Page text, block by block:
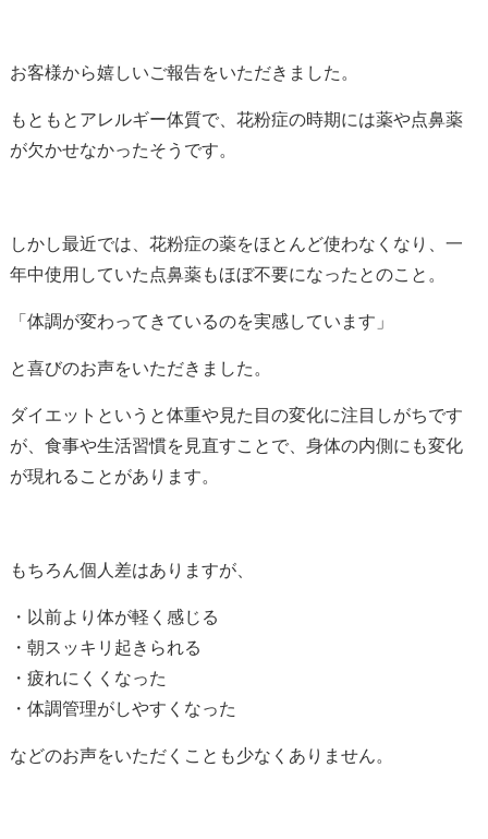
お客様から嬉しいご報告をいただきました。
もともとアレルギー体質で、花粉症の時期には薬や点鼻薬
が欠かせなかったそうです。
しかし最近では、花粉症の薬をほとんど使わなくなり、一
年中使用していた点鼻薬もほぼ不要になったとのこと。
「体調が変わってきているのを実感しています」
と喜びのお声をいただきました。
ダイエットというと体重や見た目の変化に注目しがちです
が、食事や生活習慣を見直すことで、身体の内側にも変化
が現れることがあります。
もちろん個人差はありますが、
・以前より体が軽く感じる
・朝スッキリ起きられる
・疲れにくくなった
・体調管理がしやすくなった
などのお声をいただくことも少なくありません。